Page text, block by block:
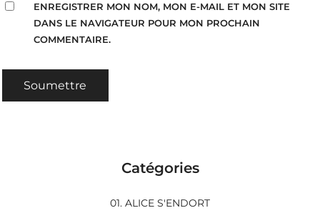
ENREGISTRER MON NOM, MON E-MAIL ET MON SITE
DANS LE NAVIGATEUR POUR MON PROCHAIN
COMMENTAIRE.
Catégories
01. ALICE S'ENDORT